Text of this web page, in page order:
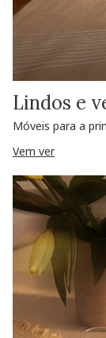
Lindos e
Móveis para a
Vem ver